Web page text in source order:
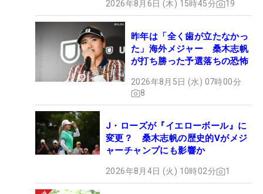
2026年8月6日 (木) 15時45分 19
昨年は「全く歯が立たなかっ
た」海外メジャー 桑木志帆
が打ち勝った予選落ちの恐怖
2026年8月5日 (水) 07時00分
8
J・ローズが『イエローボール』に
変更？ 桑木志帆の歴史的Vがメジ
ャーチャンプにも影響か
2026年8月4日 (火) 10時02分 1